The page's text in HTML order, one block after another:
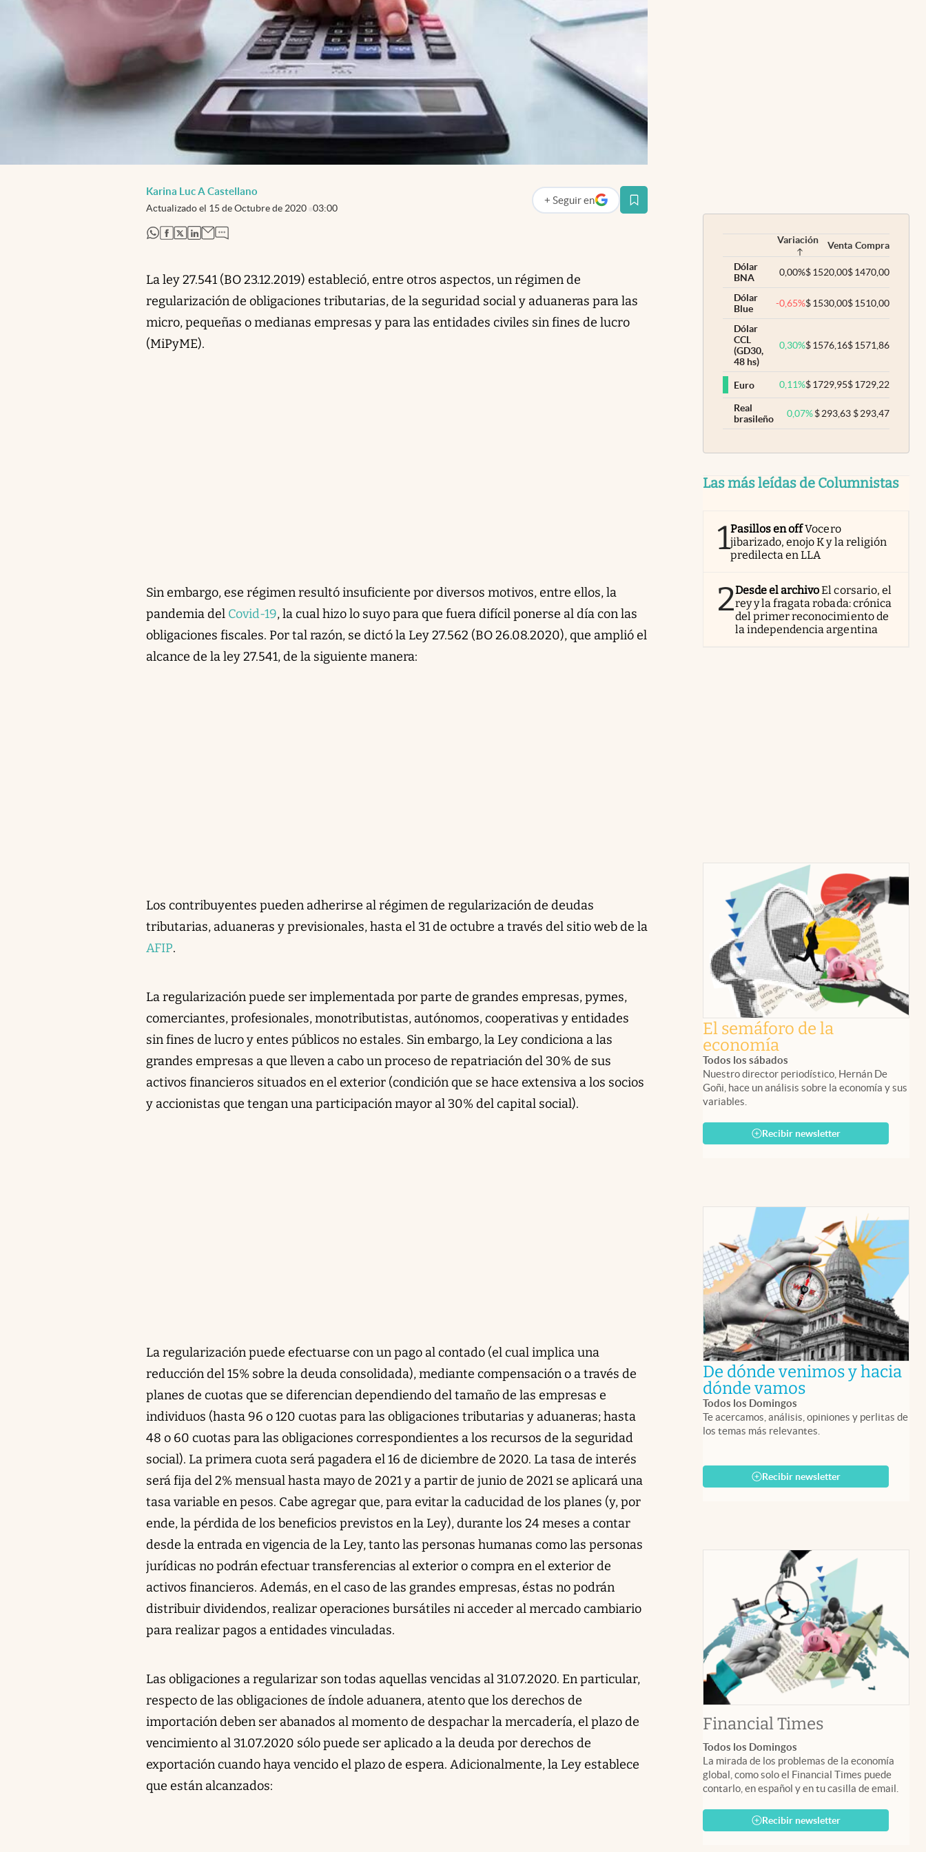
Karina Luc A Castellano
Actualizado el 15 de Octubre de 2020 03:00
+ Seguir en
abre en nueva pestaña
abre en nueva pestaña
abre en nueva pestaña
abre en nueva pestaña
abre en nueva pestaña
La ley 27.541 (BO 23.12.2019) estableció, entre otros aspectos, un régimen de
regularización de obligaciones tributarias, de la seguridad social y aduaneras para las
micro, pequeñas o medianas empresas y para las entidades civiles sin fines de lucro
(MiPyME).
Sin embargo, ese régimen resultó insuficiente por diversos motivos, entre ellos, la
pandemia del Covid-19, la cual hizo lo suyo para que fuera difícil ponerse al día con las
obligaciones fiscales. Por tal razón, se dictó la Ley 27.562 (BO 26.08.2020), que amplió el
alcance de la ley 27.541, de la siguiente manera:
Los contribuyentes pueden adherirse al régimen de regularización de deudas
tributarias, aduaneras y previsionales, hasta el 31 de octubre a través del sitio web de la
AFIP.
La regularización puede ser implementada por parte de grandes empresas, pymes,
comerciantes, profesionales, monotributistas, autónomos, cooperativas y entidades
sin fines de lucro y entes públicos no estales. Sin embargo, la Ley condiciona a las
grandes empresas a que lleven a cabo un proceso de repatriación del 30% de sus
activos financieros situados en el exterior (condición que se hace extensiva a los socios
y accionistas que tengan una participación mayor al 30% del capital social).
La regularización puede efectuarse con un pago al contado (el cual implica una
reducción del 15% sobre la deuda consolidada), mediante compensación o a través de
planes de cuotas que se diferencian dependiendo del tamaño de las empresas e
individuos (hasta 96 o 120 cuotas para las obligaciones tributarias y aduaneras; hasta
48 o 60 cuotas para las obligaciones correspondientes a los recursos de la seguridad
social). La primera cuota será pagadera el 16 de diciembre de 2020. La tasa de interés
será fija del 2% mensual hasta mayo de 2021 y a partir de junio de 2021 se aplicará una
tasa variable en pesos. Cabe agregar que, para evitar la caducidad de los planes (y, por
ende, la pérdida de los beneficios previstos en la Ley), durante los 24 meses a contar
desde la entrada en vigencia de la Ley, tanto las personas humanas como las personas
jurídicas no podrán efectuar transferencias al exterior o compra en el exterior de
activos financieros. Además, en el caso de las grandes empresas, éstas no podrán
distribuir dividendos, realizar operaciones bursátiles ni acceder al mercado cambiario
para realizar pagos a entidades vinculadas.
Las obligaciones a regularizar son todas aquellas vencidas al 31.07.2020. En particular,
respecto de las obligaciones de índole aduanera, atento que los derechos de
importación deben ser abanados al momento de despachar la mercadería, el plazo de
vencimiento al 31.07.2020 sólo puede ser aplicado a la deuda por derechos de
exportación cuando haya vencido el plazo de espera. Adicionalmente, la Ley establece
que están alcanzados:
Variación Venta Compra
Dólar
BNA
0,00%$1520,00$1470,00
Dólar
Blue
-0,65%$1530,00$1510,00
Dólar
CCL
(GD30,
48 hs)
0,30%$1576,16$1571,86
Euro 0,11%$1729,95$1729,22
Real
brasileño
0,07% $293,63 $293,47
Las más leídas de Columnistas
1Pasillos en offVocero
jibarizado, enojo K y la religión
predilecta en LLA
2Desde el archivoEl corsario, el
rey y la fragata robada: crónica
del primer reconocimiento de
la independencia argentina
El semáforo de la
economía
Todos los sábados
Nuestro director periodístico, Hernán De
Goñi, hace un análisis sobre la economía y sus
variables.
Recibir newsletter
De dónde venimos y hacia
dónde vamosabre en nueva
Todos los Domingos
Te acercamos, análisis, opiniones y perlitas de
los temas más relevantes.
Recibir newsletter
Financial Timesabre en
Todos los Domingos
La mirada de los problemas de la economía
global, como solo el Financial Times puede
contarlo, en español y en tu casilla de email.
Recibir newsletter